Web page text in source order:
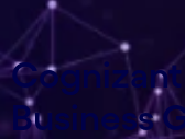
Business